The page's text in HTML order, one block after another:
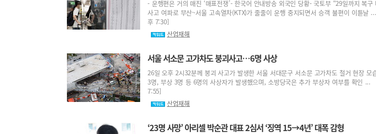
- 운행편은 거의 매진 ‘매표전쟁’- 한국어 안내방송 외국인 당황- 국토부 “29일까지 복구
사고 여파로 부산~서울 고속열차(KTX)가 줄줄이 운행 중지되면서 승객 불편이 이튿
후 7:30]
산업재해
서울 서소문 고가차도 붕괴사고…6명 사상
26일 오후 2시32분께 붕괴 사고가 발생한 서울 서대문구 서소문 고가차도 철거 현장 모
3명, 부상 3명 등 6명의 사상자가 발생했으며, 소방당국은 추가 부상자 여부를 확인
7:55]
산업재해
‘23명 사망’ 아리셀 박순관 대표 2심서 ‘징역 15→4년’ 대폭 감형